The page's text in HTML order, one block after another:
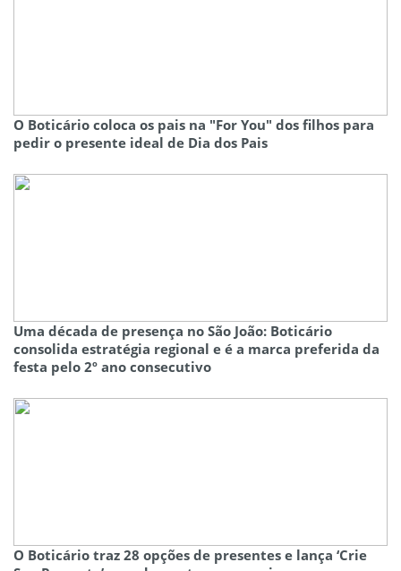
O Boticário coloca os pais na "For You" dos filhos para
pedir o presente ideal de Dia dos Pais
Uma década de presença no São João: Boticário
consolida estratégia regional e é a marca preferida da
festa pelo 2º ano consecutivo
O Boticário traz 28 opções de presentes e lança ‘Crie